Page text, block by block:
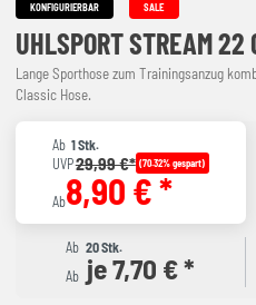
KONFIGURIERBAR SALE
UHLSPORT STREAM 22
Lange Sporthose zum Trainingsanzug
Classic Hose.
Ab 1 Stk.
UVP29,99 €* (70.32% gespart)
Ab8,90 € *
Ab 20 Stk.
Ab je 7,70 € *